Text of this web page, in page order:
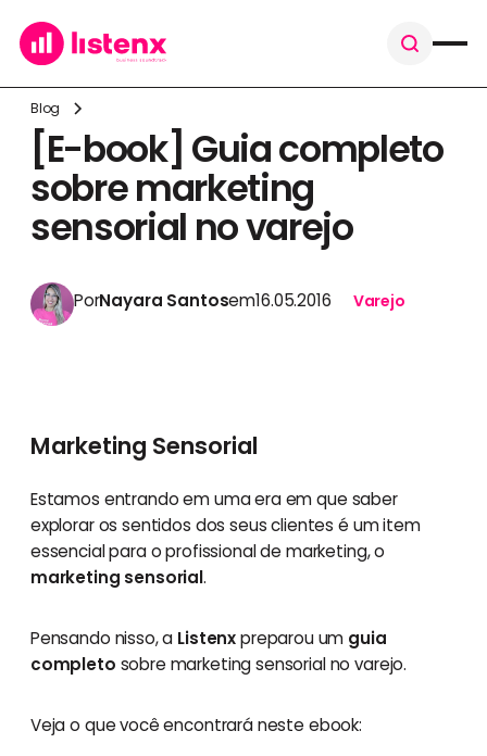
Blog
[E-book] Guia completo
sobre marketing
sensorial no varejo
PorNayara Santosem16.05.2016 Varejo
Marketing Sensorial
Estamos entrando em uma era em que saber
explorar os sentidos dos seus clientes é um item
essencial para o profissional de marketing, o
marketing sensorial.
Pensando nisso, a Listenxpreparou um guia
completo sobre marketing sensorial no varejo.
Veja o que você encontrará neste ebook: